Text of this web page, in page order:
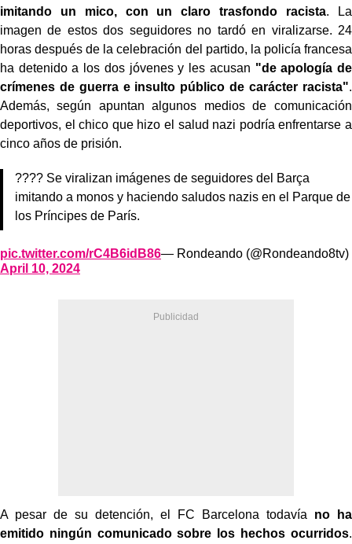
imitando un mico, con un claro trasfondo racista. La
imagen de estos dos seguidores no tardó en viralizarse. 24
horas después de la celebración del partido, la policía francesa
ha detenido a los dos jóvenes y les acusan "de apología de
crímenes de guerra e insulto público de carácter racista".
Además, según apuntan algunos medios de comunicación
deportivos, el chico que hizo el salud nazi podría enfrentarse a
cinco años de prisión.
???? Se viralizan imágenes de seguidores del Barça
imitando a monos y haciendo saludos nazis en el Parque de
los Príncipes de París.
pic.twitter.com/rC4B6idB86— Rondeando (@Rondeando8tv)
April 10, 2024
A pesar de su detención, el FC Barcelona todavía no ha
emitido ningún comunicado sobre los hechos ocurridos.